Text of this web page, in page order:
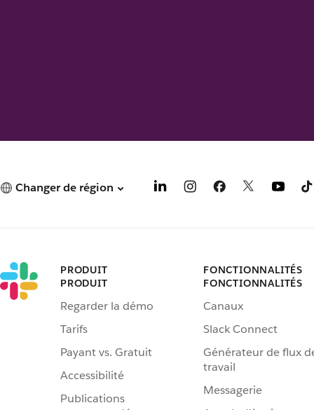
Changer de région
PRODUIT
PRODUIT
Regarder la démo
Tarifs
Payant vs. Gratuit
Accessibilité
Publications
FONCTIONNALITÉS
FONCTIONNALITÉS
Canaux
Slack Connect
Générateur de flux
travail
Messagerie